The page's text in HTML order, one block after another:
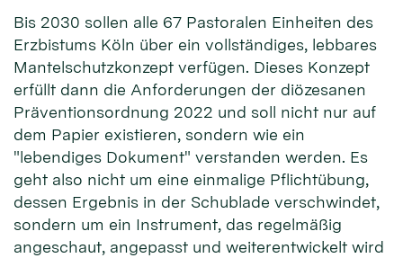
Bis 2030 sollen alle 67 Pastoralen Einheiten des
Erzbistums Köln über ein vollständiges, lebbares
Mantelschutzkonzept verfügen. Dieses Konzept
erfüllt dann die Anforderungen der diözesanen
Präventionsordnung 2022 und soll nicht nur auf
dem Papier existieren, sondern wie ein
"lebendiges Dokument" verstanden werden. Es
geht also nicht um eine einmalige Pflichtübung,
dessen Ergebnis in der Schublade verschwindet,
sondern um ein Instrument, das regelmäßig
angeschaut, angepasst und weiterentwickelt wird